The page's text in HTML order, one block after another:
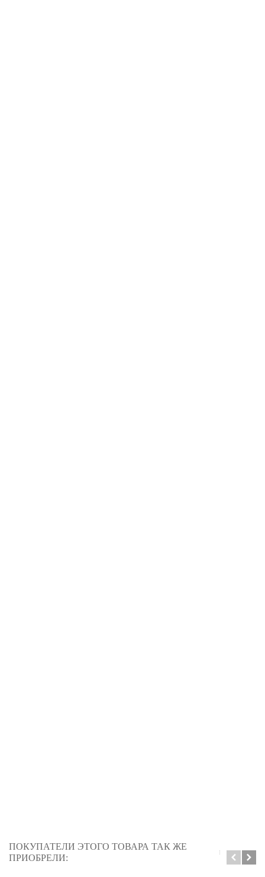
ПОКУПАТЕЛИ ЭТОГО ТОВАРА ТАК ЖЕ
ПРИОБРЕЛИ: